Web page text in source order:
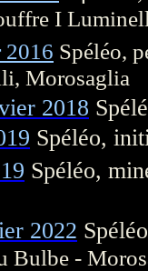
I
2016 Spéléo,
Morosaglia
2018
Spéléo,
Spéléo,
2022
Bulbe -